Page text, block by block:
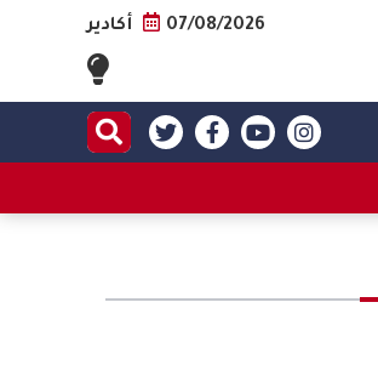
07/08/2026 أكادير